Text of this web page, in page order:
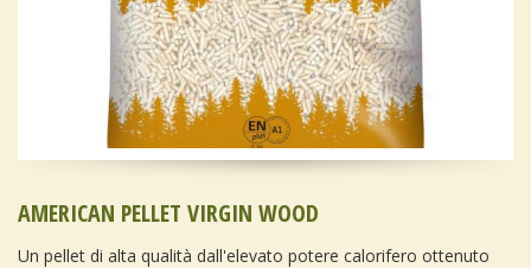
AMERICAN PELLET VIRGIN WOOD
Un pellet di alta qualità dall'elevato potere calorifero ottenuto